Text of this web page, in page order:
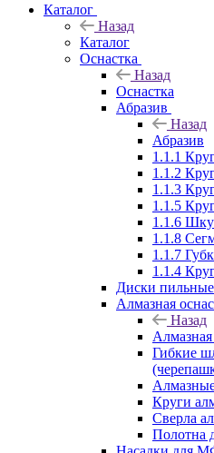
Каталог
Назад
Каталог
Оснастка
Назад
Оснастка
Абразив
Назад
Абразив
1.1.1
1.1.2
1.1.3
1.1.5
1.1.6
1.1.8
1.1.7
1.1.4
Диски пильные
Алмазная
Назад
Алмазная
Гибкие
Круги
Сверла
Полотна